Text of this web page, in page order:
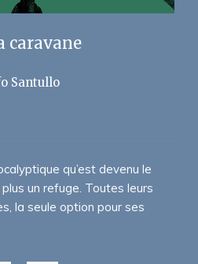
caravane
Santullo
qu’est devenu le
plus un refuge. Toutes leurs
la seule option pour ses